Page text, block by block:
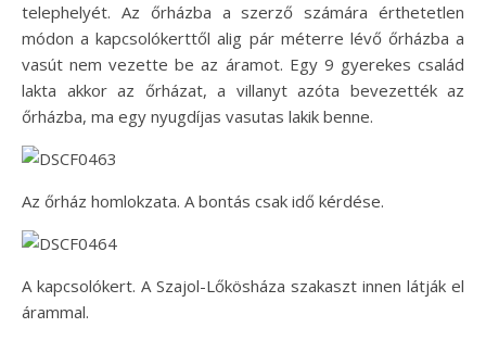
telephelyét. Az őrházba a szerző számára érthetetlen
módon a kapcsolókerttől alig pár méterre lévő őrházba a
vasút nem vezette be az áramot. Egy 9 gyerekes család
lakta akkor az őrházat, a villanyt azóta bevezették az
őrházba, ma egy nyugdíjas vasutas lakik benne.
Az őrház homlokzata. A bontás csak idő kérdése.
A kapcsolókert. A Szajol-Lőkösháza szakaszt innen látják el
árammal.